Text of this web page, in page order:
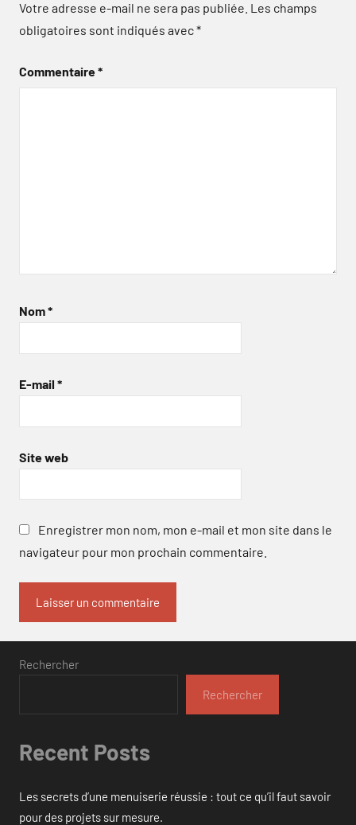
Votre adresse e-mail ne sera pas publiée. Les champs
obligatoires sont indiqués avec*
Commentaire*
Nom*
E-mail *
Site web
Enregistrer mon nom, mon e-mail et mon site dans le
navigateur pour mon prochain commentaire.
Rechercher
Rechercher
Recent Posts
Les secrets d’une menuiserie réussie : tout ce qu’il faut savoir
pour des projets sur mesure.